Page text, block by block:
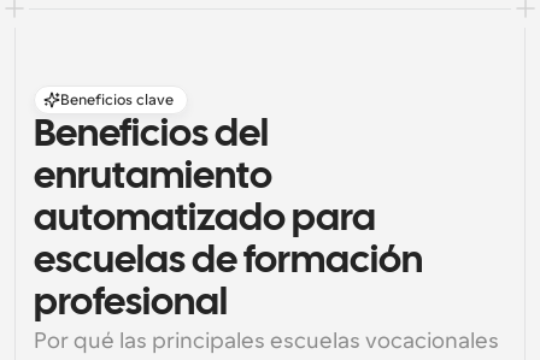
Beneficios clave
Beneficios del
enrutamiento
automatizado para
escuelas de formación
profesional
Por qué las principales escuelas vocacionales